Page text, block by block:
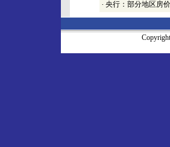
· 央行：部分地区房